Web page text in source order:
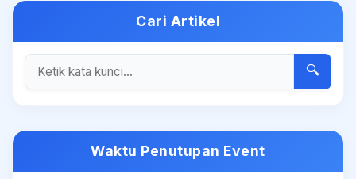
Cari Artikel
🔍
Waktu Penutupan Event